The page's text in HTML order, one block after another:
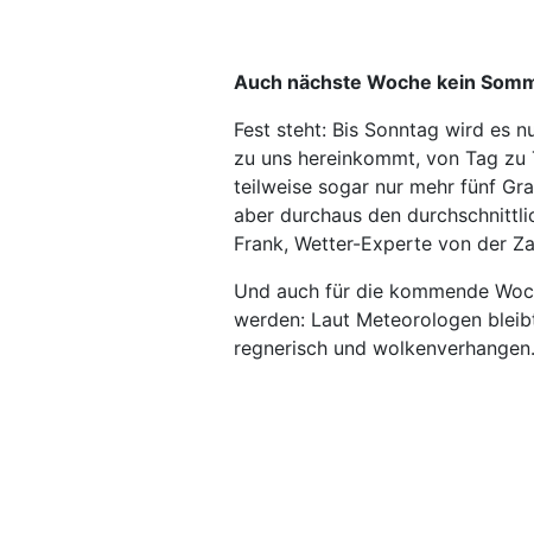
Auch nächste Woche kein
Fest steht: Bis Sonntag wird es
zu uns hereinkommt, von Tag
teilweise sogar nur mehr fünf
aber durchaus den
Frank, Wetter-Experte von der
Und auch für die kommende
werden: Laut Meteorologen
regnerisch und wolkenverhangen.